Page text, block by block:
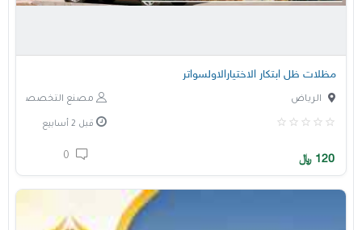
مظلات ظل ابتكار الاختيارالاولسواتر
مصنع التخصصي الرياض
قبل 2 أسابيع
120 ﷼